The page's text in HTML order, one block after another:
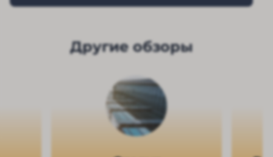
Другие обзоры